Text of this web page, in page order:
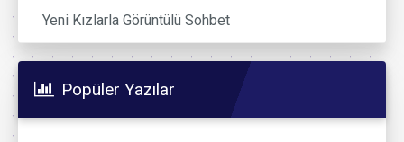
Yeni Kızlarla Görüntülü Sohbet
Popüler Yazılar